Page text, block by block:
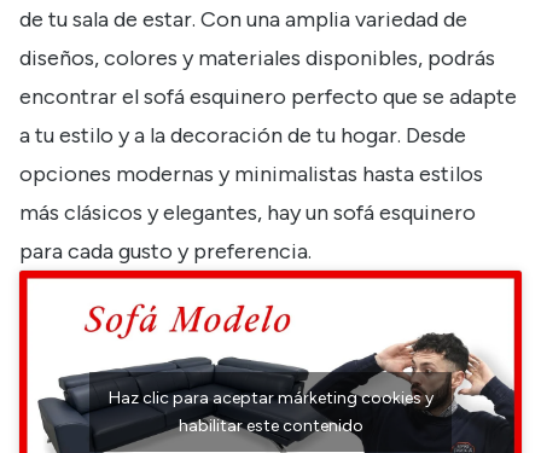
de tu sala de estar. Con una amplia variedad de
diseños, colores y materiales disponibles, podrás
encontrar el sofá esquinero perfecto que se adapte
a tu estilo y a la decoración de tu hogar. Desde
opciones modernas y minimalistas hasta estilos
más clásicos y elegantes, hay un sofá esquinero
para cada gusto y preferencia.
Haz clic para aceptar márketing cookies y
habilitar este contenido